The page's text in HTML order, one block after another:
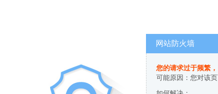
网站防火墙
您的请求过于频繁
可能原因：您对该